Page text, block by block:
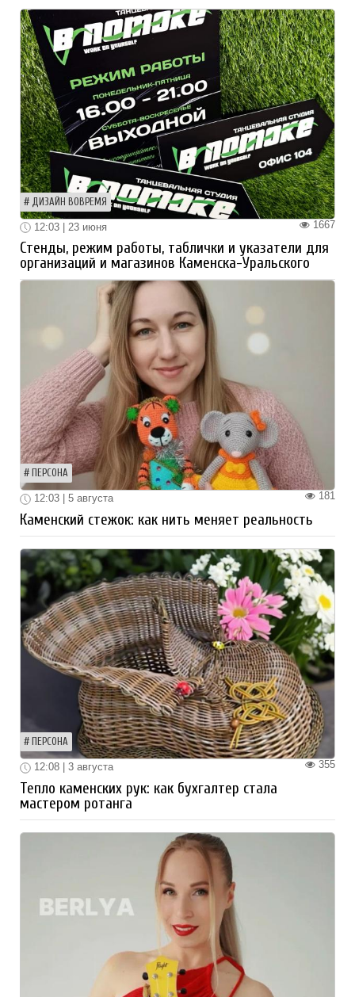
ДИЗАЙН ВОВРЕМЯ
1667
12:03 | 23 июня
Стенды, режим работы, таблички и указатели для
организаций и магазинов Каменска-Уральского
ПЕРСОНА
181
12:03 | 5 августа
Каменский стежок: как нить меняет реальность
ПЕРСОНА
355
12:08 | 3 августа
Тепло каменских рук: как бухгалтер стала
мастером ротанга